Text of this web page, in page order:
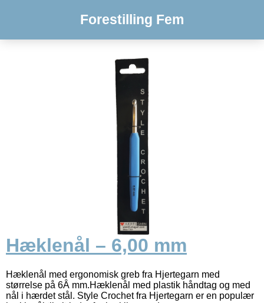
Forestilling Fem
Hæklenål – 6,00 mm
Hæklenål med ergonomisk greb fra Hjertegarn med
størrelse på 6Â mm.Hæklenål med plastik håndtag og med
nål i hærdet stål. Style Crochet fra Hjertegarn er en populær